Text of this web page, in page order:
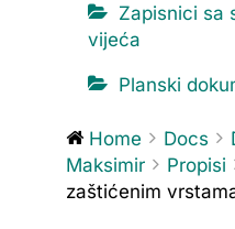
Zapisnici sa
vijeća
Planski
Home Docs
Maksimir
Propisi
zaštićenim